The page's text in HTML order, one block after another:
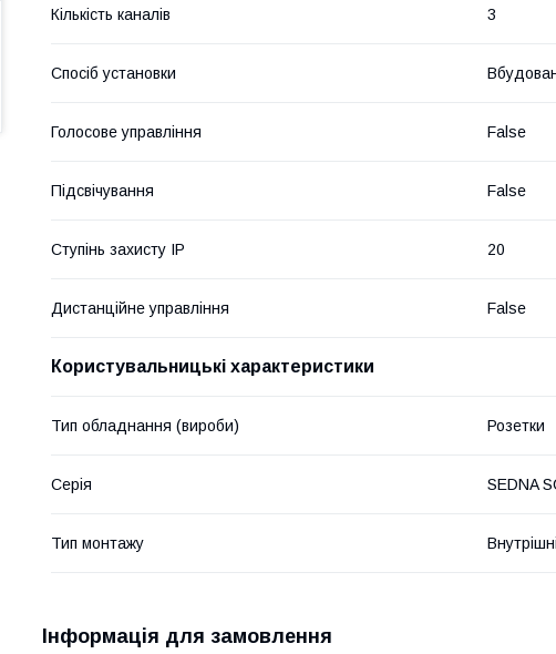
Кількість каналів 3
Спосіб установки
Голосове управління False
Підсвічування False
Ступінь захисту IP 20
Дистанційне управління False
Користувальницькі характеристики
Тип обладнання (вироби) Розетки
Серія SEDNA
Тип монтажу
Інформація для замовлення